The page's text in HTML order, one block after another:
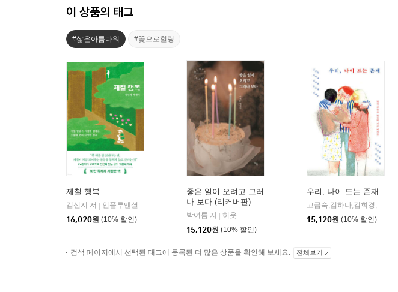
이 상품의 태그
#삶은아름다워 #꽃으로힐링
제철 행복
김신지 저
인플루엔셜
16,020원 (10% 할인)
좋은 일이 오려고 그러
나 보다 (리커버판)
박여름 저
히읏
15,120원 (10% 할인)
우리, 나이 드는 존재
고금숙,김하나,김희경,송은혜,신혜우,윤정원,이라영,정수윤,정희진 저
15,120원 (10% 할인)
검색 페이지에서 선택된 태그에 등록된 더 많은 상품을 확인해 보세요. 전체보기